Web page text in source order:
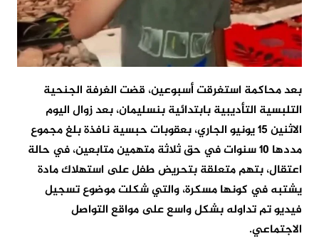
بعد محاكمة استغرقت أسبوعين، قضت الغرفة الجنحية
التلبسية التأديبية بابتدائية بنسليمان، بعد زوال اليوم
الاثنين 15 يونيو الجاري، بعقوبات حبسية نافذة بلغ مجموع
مددها 10 سنوات في حق ثلاثة متهمين متابعين، في حالة
اعتقال، بتهم متعلقة بتحريض طفل على استهلاك مادة
يشتبه في كونها مسكرة، والتي شكلت موضوع تسجيل
فيديو تم تداوله بشكل واسع على مواقع التواصل
الاجتماعي.